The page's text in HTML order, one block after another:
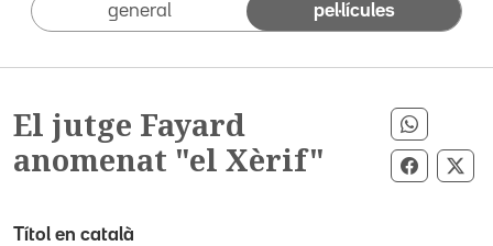
general pel·lícules
El jutge Fayard
anomenat "el Xèrif"
Títol en català